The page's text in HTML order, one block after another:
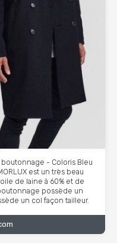
- Coloris Bleu
est un très beau
de laine à 60% et de
possède un
un col façon tailleur.